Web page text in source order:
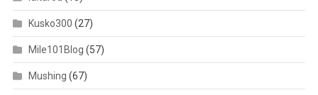
Kusko300 (27)
Mile101Blog (57)
Mushing (67)